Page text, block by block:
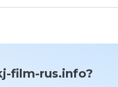
film-rus.info?